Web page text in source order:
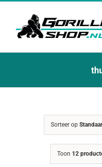
Ga
Sorteer op
Toon 12